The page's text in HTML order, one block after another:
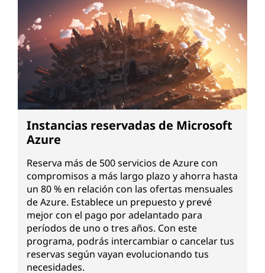
Instancias reservadas de Microsoft
Azure
Reserva más de 500 servicios de Azure con
compromisos a más largo plazo y ahorra hasta
un 80 % en relación con las ofertas mensuales
de Azure. Establece un prepuesto y prevé
mejor con el pago por adelantado para
períodos de uno o tres años. Con este
programa, podrás intercambiar o cancelar tus
reservas según vayan evolucionando tus
necesidades.